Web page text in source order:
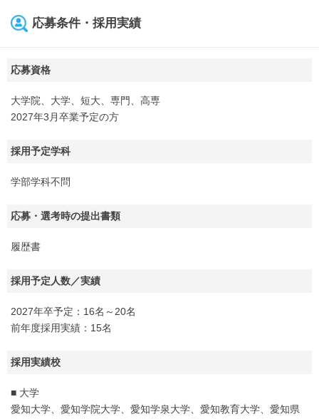
応募条件・採用実績
応募資格
大学院、大学、短大、専門、高専
2027年3月卒業予定の方
採用予定学科
学部学科不問
応募・選考時の提出書類
履歴書
採用予定人数／実績
2027年卒予定：16名～20名
前年度採用実績：15名
採用実績校
■ 大学
愛知大学、愛知学院大学、愛知学泉大学、愛知教育大学、愛知県